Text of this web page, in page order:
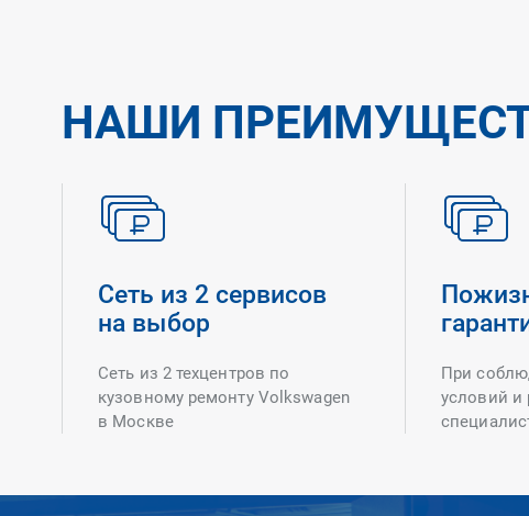
НАШИ
Сеть из 2 сервисов
на выбор
Сеть из 2 техцентров по
кузовному ремонту Volkswagen
в Москве
При
условий и